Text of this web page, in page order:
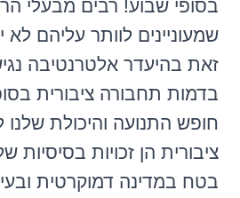
בסופי שבוע! רבים מבעלי
שמעוניינים לוותר עליהם
זאת בהיעדר אלטרנטיבה
בדמות תחבורה ציבורית
חופש התנועה והיכולת
ציבורית הן זכויות בסיסיות
בטח במדינה דמוקרטית